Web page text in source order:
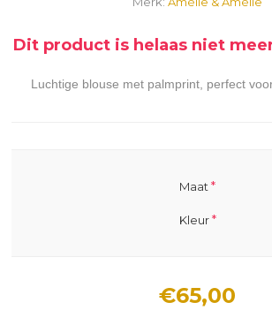
Dit product is helaas niet
Luchtige blouse met palmprint, perfect
Maat *
Kleur*
€65,00